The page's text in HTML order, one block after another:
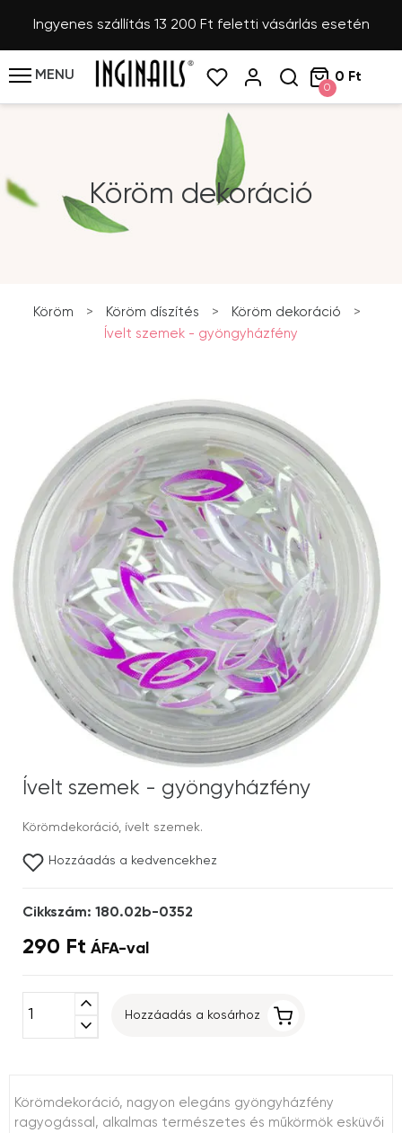
Ingyenes szállítás 13 200 Ft feletti vásárlás esetén
MENU
0
0 Ft
Köröm dekoráció
Köröm > Köröm díszítés > Köröm dekoráció
>
Ívelt szemek - gyöngyházfény
Ívelt szemek - gyöngyházfény
Körömdekoráció, ívelt szemek.
Hozzáadás a kedvencekhez
Cikkszám: 180.02b-0352
290 Ft ÁFA-val
expand_less
expand_more
Hozzáadás a kosárhoz
Körömdekoráció, nagyon elegáns gyöngyházfény
ragyogással, alkalmas természetes és műkörmök esküvői